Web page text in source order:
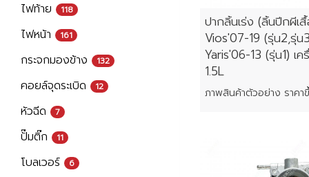
ไฟท้าย 118
ไฟหน้า 161
กระจกมองข้าง 132
คอยล์จุดระเบิด 12
หัวฉีด 7
ปั๊มติ๊ก 11
โบลเวอร์ 6
ปากลิ้นเร่ง (ลิ้นปีกผีเ
Vios'07-19 (รุ่น2,รุ่
Yaris'06-13 (รุ่น1) เค
1.5L